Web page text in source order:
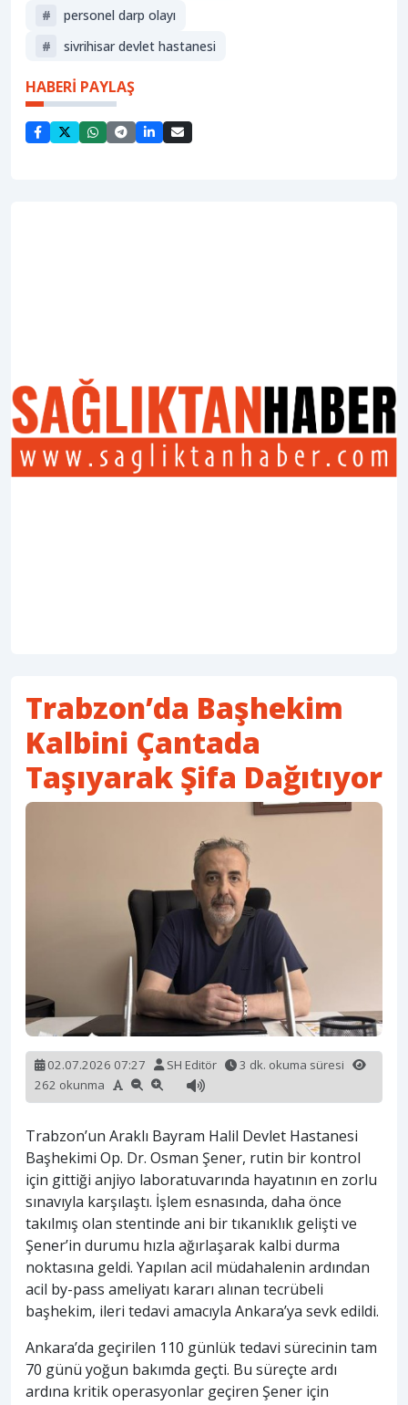
#
personel darp olayı
#
sivrihisar devlet hastanesi
HABERİ PAYLAŞ
Trabzon’da Başhekim
Kalbini Çantada
Taşıyarak Şifa Dağıtıyor
02.07.2026 07:27 SH Editör
3 dk. okuma süresi
262 okunma
Trabzon’un Araklı Bayram Halil Devlet Hastanesi
Başhekimi Op. Dr. Osman Şener, rutin bir kontrol
için gittiği anjiyo laboratuvarında hayatının en zorlu
sınavıyla karşılaştı. İşlem esnasında, daha önce
takılmış olan stentinde ani bir tıkanıklık gelişti ve
Şener’in durumu hızla ağırlaşarak kalbi durma
noktasına geldi. Yapılan acil müdahalenin ardından
acil by-pass ameliyatı kararı alınan tecrübeli
başhekim, ileri tedavi amacıyla Ankara’ya sevk edildi.
Ankara’da geçirilen 110 günlük tedavi sürecinin tam
70 günü yoğun bakımda geçti. Bu süreçte ardı
ardına kritik operasyonlar geçiren Şener için